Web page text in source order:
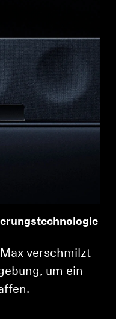
verschmilzt
um ein